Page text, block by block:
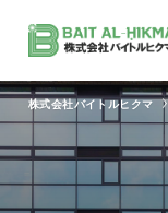
株式会社バイトルヒクマ